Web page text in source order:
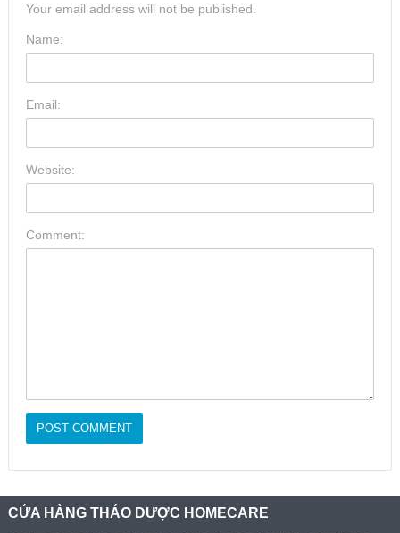
Your email address will not be published.
Name:
Email:
Website:
Comment:
CỬA HÀNG THẢO DƯỢC HOMECARE